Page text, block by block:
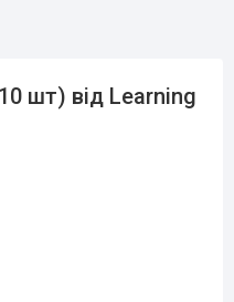
шт) від Learning